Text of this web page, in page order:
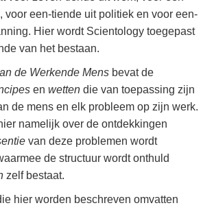
voor een-tiende uit politiek en voor een-
Hier wordt Scientology toegepast
van het bestaan.
de Werkende Mens bevat de
en wetten die van toepassing zijn
de mens en elk probleem op zijn werk.
namelijk over de ontdekkingen
van deze problemen wordt
de structuur wordt onthuld
zelf bestaat.
hier worden beschreven omvatten